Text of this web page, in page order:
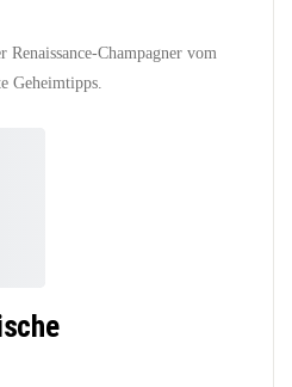
Champagner vom
Geheimtipps.